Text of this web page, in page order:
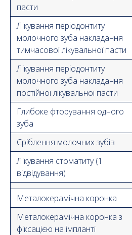
пасти
Лікування періодонтиту
молочного зуба накладання
тимчасової лікувальної пасти
Лікування періодонтиту
молочного зуба накладання
постійної лікувальної пасти
Глибоке фторування одного
зуба
Сріблення молочних зубів
Лікування стоматиту (1
відвідування)
Металокерамічна коронка
Металокерамічна коронка з
фіксацією на імпланті